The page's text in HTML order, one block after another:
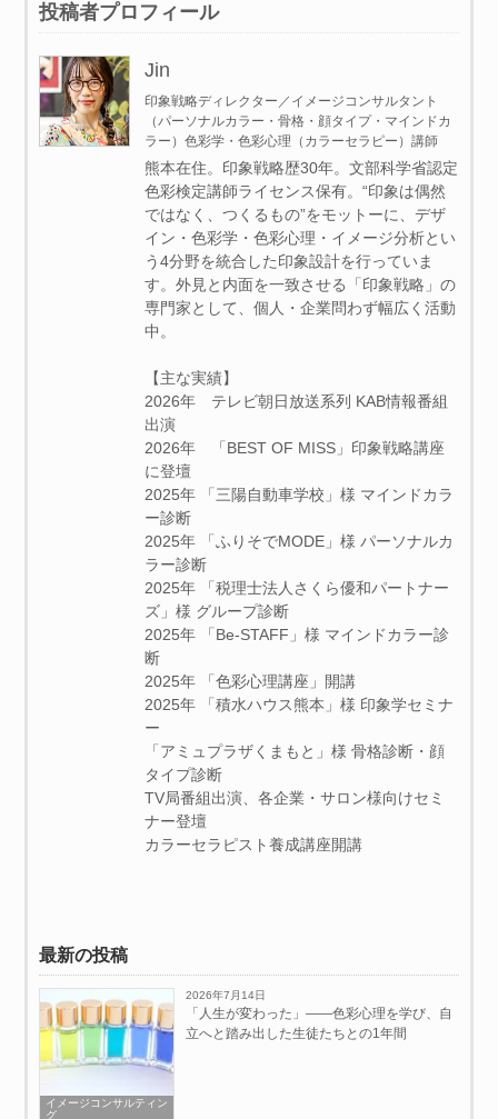
投稿者プロフィール
Jin
印象戦略ディレクター／イメージコンサルタント
（パーソナルカラー・骨格・顔タイプ・マインドカ
ラー）色彩学・色彩心理（カラーセラピー）講師
熊本在住。印象戦略歴30年。文部科学省認定
色彩検定講師ライセンス保有。“印象は偶然
ではなく、つくるもの”をモットーに、デザ
イン・色彩学・色彩心理・イメージ分析とい
う4分野を統合した印象設計を行っていま
す。外見と内面を一致させる「印象戦略」の
専門家として、個人・企業問わず幅広く活動
中。
【主な実績】
2026年 テレビ朝日放送系列 KAB情報番組
出演
2026年 「BEST OF MISS」印象戦略講座
に登壇
2025年 「三陽自動車学校」様 マインドカラ
ー診断
2025年 「ふりそでMODE」様 パーソナルカ
ラー診断
2025年 「税理士法人さくら優和パートナー
ズ」様 グループ診断
2025年 「Be-STAFF」様 マインドカラー診
断
2025年 「色彩心理講座」開講
2025年 「積水ハウス熊本」様 印象学セミナ
ー
「アミュプラザくまもと」様 骨格診断・顔
タイプ診断
TV局番組出演、各企業・サロン様向けセミ
ナー登壇
カラーセラピスト養成講座開講
最新の投稿
イメージコンサルティン
グ
2026年7月14日
「人生が変わった」——色彩心理を学び、自
立へと踏み出した生徒たちとの1年間